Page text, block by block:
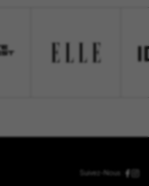
Suivez-Nous :